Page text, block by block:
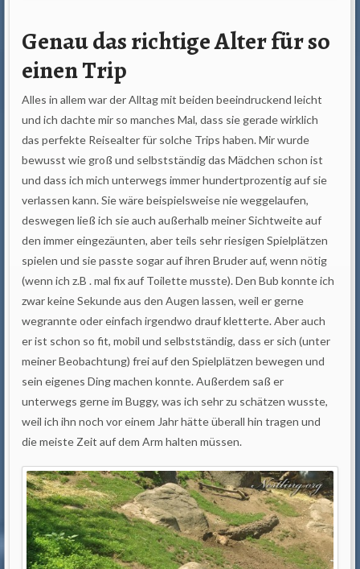
Genau das richtige Alter für so
einen Trip
Alles in allem war der Alltag mit beiden beeindruckend leicht
und ich dachte mir so manches Mal, dass sie gerade wirklich
das perfekte Reisealter für solche Trips haben. Mir wurde
bewusst wie groß und selbstständig das Mädchen schon ist
und dass ich mich unterwegs immer hundertprozentig auf sie
verlassen kann. Sie wäre beispielsweise nie weggelaufen,
deswegen ließ ich sie auch außerhalb meiner Sichtweite auf
den immer eingezäunten, aber teils sehr riesigen Spielplätzen
spielen und sie passte sogar auf ihren Bruder auf, wenn nötig
(wenn ich z.B . mal fix auf Toilette musste). Den Bub konnte ich
zwar keine Sekunde aus den Augen lassen, weil er gerne
wegrannte oder einfach irgendwo drauf kletterte. Aber auch
er ist schon so fit, mobil und selbstständig, dass er sich (unter
meiner Beobachtung) frei auf den Spielplätzen bewegen und
sein eigenes Ding machen konnte. Außerdem saß er
unterwegs gerne im Buggy, was ich sehr zu schätzen wusste,
weil ich ihn noch vor einem Jahr hätte überall hin tragen und
die meiste Zeit auf dem Arm halten müssen.